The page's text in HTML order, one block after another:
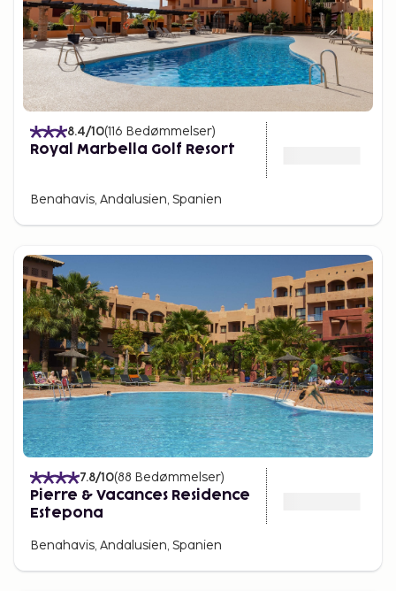
8.4/10(116 Bedømmelser)
Royal Marbella Golf Resort
Benahavis, Andalusien, Spanien
7.8/10(88 Bedømmelser)
Pierre & Vacances Residence
Estepona
Benahavis, Andalusien, Spanien